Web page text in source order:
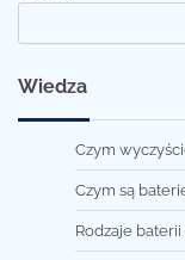
Wiedza
Czym
Czym są
Rodzaje